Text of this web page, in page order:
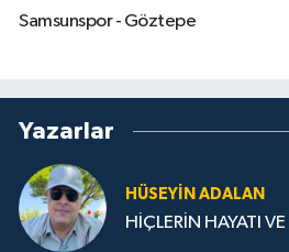
Samsunspor - Göztepe
Yazarlar
HÜSEYIN ADALAN
HİÇLERİN HAYATI